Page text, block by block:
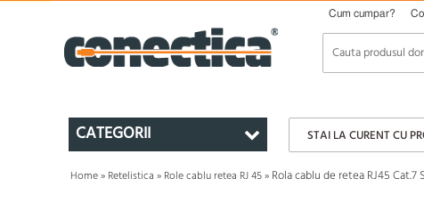
Cum cumpar?
CATEGORII STAI LA CURENT CU
Home» Retelistica » Role cablu retea RJ 45» Rola cablu de retea RJ45 Cat.7